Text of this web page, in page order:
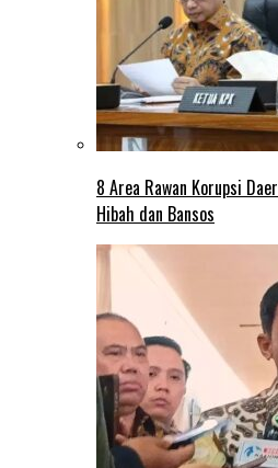
8 Area Rawan Korupsi
Hibah dan Bansos